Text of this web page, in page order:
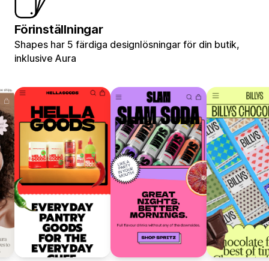
Förinställningar
Shapes har 5 färdiga designlösningar för din butik,
inklusive Aura